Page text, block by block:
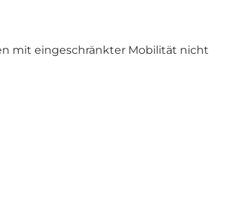
mit eingeschränkter Mobilität nicht